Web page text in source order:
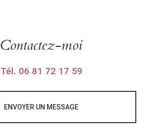
Contactez-moi
Tél. 06 81 72 17 59
ENVOYER UN MESSAGE